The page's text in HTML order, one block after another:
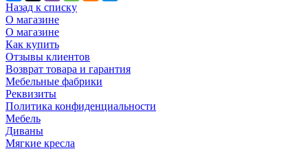
Назад к списку
О магазине
О магазине
Как купить
Отзывы клиентов
Возврат товара и гарантия
Мебельные фабрики
Реквизиты
Политика конфиденциальности
Мебель
Диваны
Мягкие кресла